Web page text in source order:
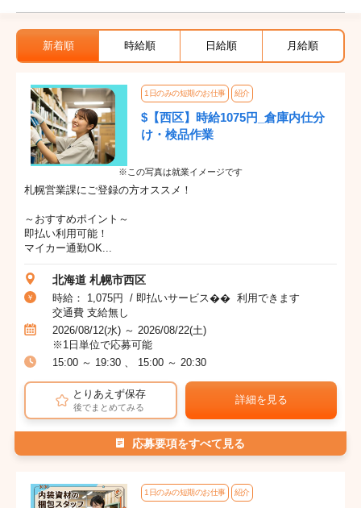
新着順 時給順 日給順 月給順
1日のみの短期のお仕事 紹介
$【西区】時給1075円_倉庫内仕分
け・検品作業
※この写真は就業イメージです
札幌営業課にご登録の方オススメ！
～おすすめポイント～
即払い利用可能！
マイカー通勤OK...
北海道 札幌市西区
時給： 1,075円 / 即払いサービス�� 利用できます
交通費 支給無し
2026/08/12(水) ～ 2026/08/22(土)
※1日単位で応募可能
15:00 ～ 19:30 、 15:00 ～ 20:30
とりあえず保存
後でまとめてみる
詳細を見る
応募要項をすべて見る
1日のみの短期のお仕事 紹介